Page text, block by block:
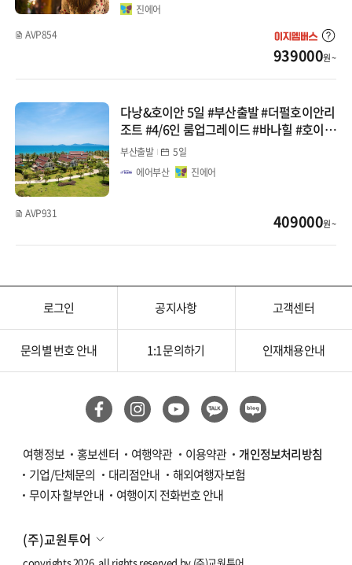
태국
방콕/파타야
필리핀
세부
말레이시아
코타키나발루
쿠알라룸푸르
진에어
AVP854
939000원 ~
다낭&호이안 5일 #부산출발 #더펄호이안리
조트 #4/6인 룸업그레이드 #바나힐 #호이안
#한시장 #반나절자유1회 #실속패키지
부산출발
5일
에어부산
진에어
AVP931 409000원 ~
로그인 공지사항 고객센터
문의별 번호 안내 1:1 문의하기 인재채용안내
여행정보 홍보센터 여행약관 이용약관
개인정보처리방침
기업/단체문의
대리점안내
해외여행자보험
무이자 할부안내
여행이지 전화번호 안내
(주)교원투어